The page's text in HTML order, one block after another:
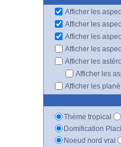
Afficher les
Afficher les
Afficher les
Afficher les
Afficher les
Afficher les
Afficher les
Thème tropical
Domification
Noeud nord vrai